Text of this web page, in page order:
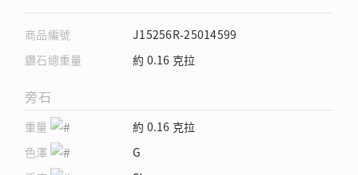
商品編號
J15256R-25014599
鑽石總重量
約 0.16 克拉
旁石
重量
約 0.16 克拉
色澤
G